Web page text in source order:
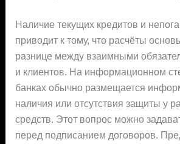
Наличие текущих кредитов и
приводит к тому, что расчёты
разнице между взаимными
и клиентов. На информационном
банках обычно размещается
наличия или отсутствия защиты у
средств. Этот вопрос можно
перед подписанием договоров.